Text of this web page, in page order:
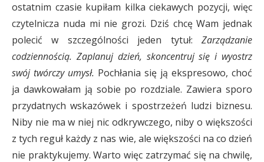
ostatnim czasie kupiłam kilka ciekawych pozycji, więc
czytelnicza nuda mi nie grozi. Dziś chcę Wam jednak
polecić w szczególności jeden tytuł: Zarządzanie
codziennością. Zaplanuj dzień, skoncentruj się i wyostrz
swój twórczy umysł. Pochłania się ją ekspresowo, choć
ja dawkowałam ją sobie po rozdziale. Zawiera sporo
przydatnych wskazówek i spostrzeżeń ludzi biznesu.
Niby nie ma w niej nic odkrywczego, niby o większości
z tych reguł każdy z nas wie, ale większości na co dzień
nie praktykujemy. Warto więc zatrzymać się na chwilę,